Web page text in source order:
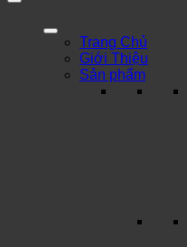
Trang Chủ
Giới Thiệu
Sản phẩm